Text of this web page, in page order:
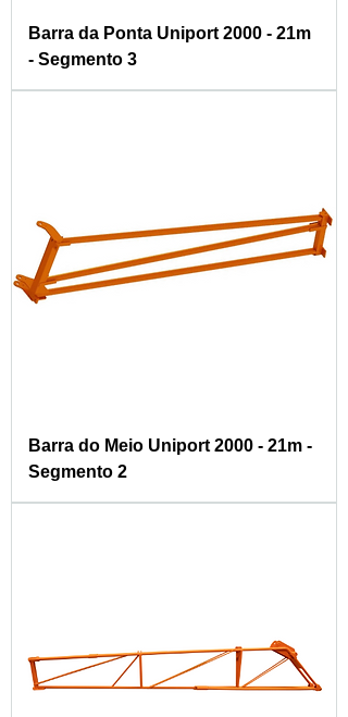
Barra da Ponta Uniport 2000 - 21m
- Segmento 3
Barra do Meio Uniport 2000 - 21m -
Segmento 2